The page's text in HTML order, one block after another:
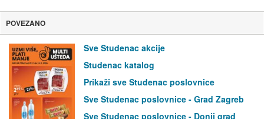
POVEZANO
Sve Studenac akcije
Studenac katalog
Prikaži sve Studenac poslovnice
Sve Studenac poslovnice - Grad Zagreb
Sve Studenac poslovnice - Donji grad